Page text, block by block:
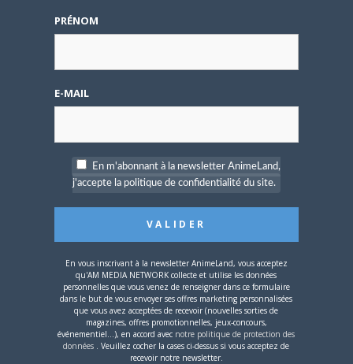
– Spécial Posters est
disponible !
Une nouvelle série TV
Digimon en préparation
4 JUILLET 2026 0
[Entretien] Mokochan : «
Lors des prémices du
PRÉNOM
E-MAIL
En m'abonnant à la newsletter AnimeLand,
j'accepte la politique de confidentialité du site.
En vous inscrivant à la newsletter AnimeLand, vous acceptez
qu'AM MEDIA NETWORK collecte et utilise les données
personnelles que vous venez de renseigner dans ce formulaire
dans le but de vous envoyer ses offres marketing personnalisées
que vous avez acceptées de recevoir (nouvelles sorties de
magazines, offres promotionnelles, jeux-concours,
événementiel...), en accord avec notre politique de protection des
données . Veuillez cocher la cases ci-dessus si vous acceptez de
recevoir notre newsletter.